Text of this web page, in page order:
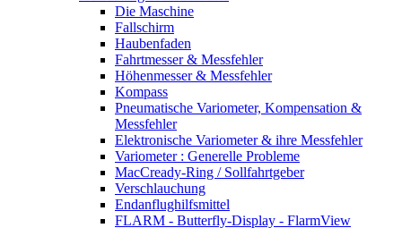
Die Maschine
Fallschirm
Haubenfaden
Fahrtmesser & Messfehler
Höhenmesser & Messfehler
Kompass
Pneumatische Variometer, Kompensation &
Messfehler
Elektronische Variometer & ihre Messfehler
Variometer : Generelle Probleme
MacCready-Ring / Sollfahrtgeber
Verschlauchung
Endanflughilfsmittel
FLARM - Butterfly-Display - FlarmView